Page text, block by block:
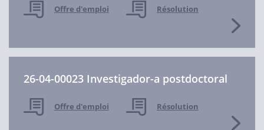
Offre d'emploi Résolution
26-04-00023 Investigador-a postdoctoral
Offre d'emploi Résolution